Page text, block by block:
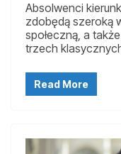
Absolwenci
zdobędą szeroką
społeczną, a
trzech
Read More